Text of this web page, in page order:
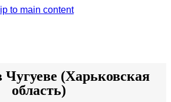
to main content
(Харьковская
область)